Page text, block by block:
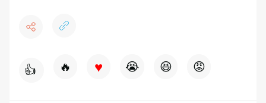
👍 🔥 ♥ 😭 😆 😡